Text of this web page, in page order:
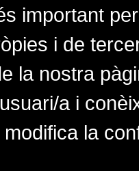
important
i de
la nostra
a i
la